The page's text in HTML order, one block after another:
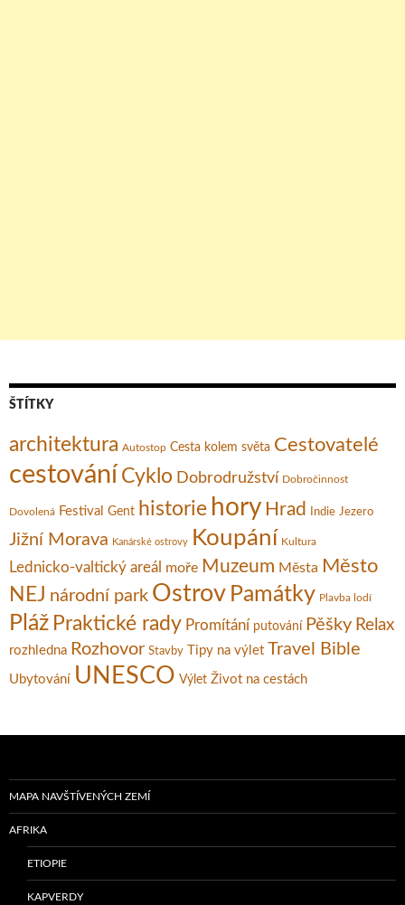
ŠTÍTKY
architektura Autostop Cesta kolem světa Cestovatelé
cestování Cyklo Dobrodružství Dobročinnost
Dovolená Festival Gent historie hory Hrad Indie Jezero
Jižní Morava Kanárské ostrovy Koupání Kultura
Lednicko-valtický areál moře Muzeum Města Město
NEJ národní park Ostrov Památky Plavba lodí
Pláž Praktické rady Promítání putování Pěšky Relax
rozhledna Rozhovor Stavby Tipy na výlet Travel Bible
Ubytování UNESCO Výlet Život na cestách
MAPA NAVŠTÍVENÝCH ZEMÍ
AFRIKA
ETIOPIE
KAPVERDY